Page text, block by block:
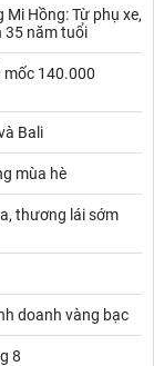
Hồng: Từ phụ xe,
35 năm tuổi
mốc 140.000
Bali
mùa hè
thương lái sớm
doanh vàng bạc
8